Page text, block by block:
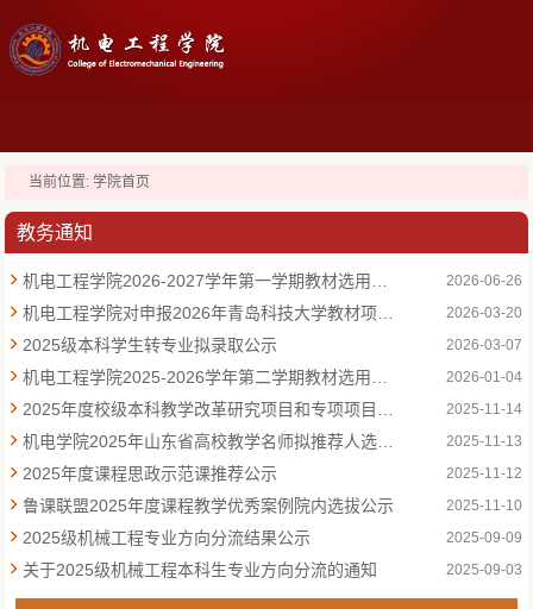
当前位置:学院首页
教务通知
2026-06-26
机电工程学院对申报2026年青岛科技大学教材项目培育建设教材编写人员政治审查公示 2026-03-20
2025级本科学生转专业拟录取公示 2026-03-07
2026-01-04
2025-11-14
机电学院2025年山东省高校教学名师拟推荐人选公示 2025-11-13
2025年度课程思政示范课推荐公示 2025-11-12
鲁课联盟2025年度课程教学优秀案例院内选拔公示 2025-11-10
2025级机械工程专业方向分流结果公示 2025-09-09
关于2025级机械工程本科生专业方向分流的通知 2025-09-03